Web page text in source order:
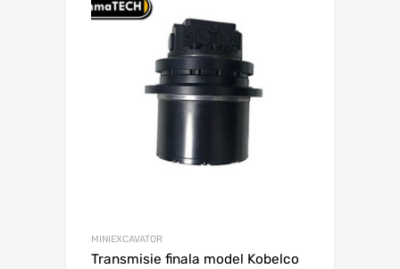
MINIEXCAVATOR
Transmisie finala model Kobelco